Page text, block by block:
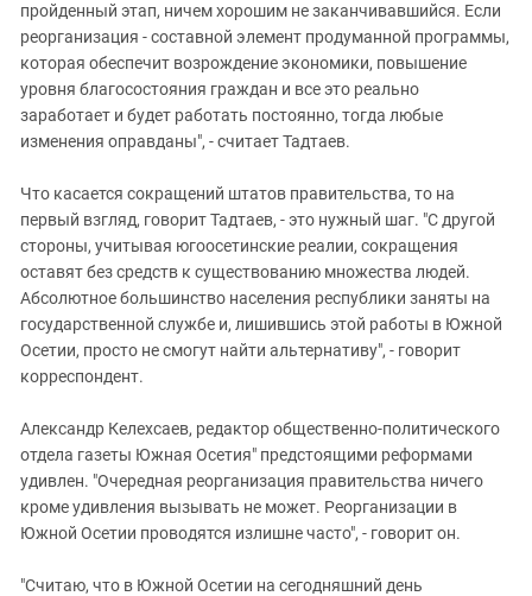
пройденный этап, ничем хорошим не заканчивавшийся. Если
реорганизация - составной элемент продуманной программы,
которая обеспечит возрождение экономики, повышение
уровня благосостояния граждан и все это реально
заработает и будет работать постоянно, тогда любые
изменения оправданы", - считает Тадтаев.
Что касается сокращений штатов правительства, то на
первый взгляд, говорит Тадтаев, - это нужный шаг. "С другой
стороны, учитывая югоосетинские реалии, сокращения
оставят без средств к существованию множества людей.
Абсолютное большинство населения республики заняты на
государственной службе и, лишившись этой работы в Южной
Осетии, просто не смогут найти альтернативу", - говорит
корреспондент.
Александр Келехсаев, редактор общественно-политического
отдела газеты Южная Осетия" предстоящими реформами
удивлен. "Очередная реорганизация правительства ничего
кроме удивления вызывать не может. Реорганизации в
Южной Осетии проводятся излишне часто", - говорит он.
"Считаю, что в Южной Осетии на сегодняшний день